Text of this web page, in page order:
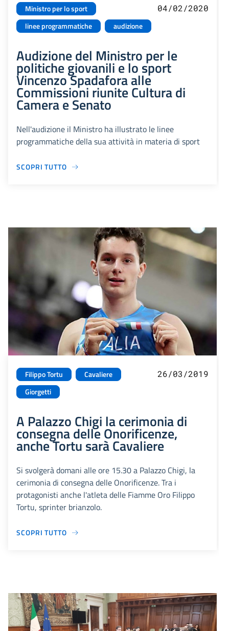
Ministro per lo sport
linee programmatiche
audizione
04/02/2020
Audizione del Ministro per le
politiche giovanili e lo sport
Vincenzo Spadafora alle
Commissioni riunite Cultura di
Camera e Senato
Nell'audizione il Ministro ha illustrato le linee
programmatiche della sua attività in materia di sport
SCOPRI TUTTO
Filippo Tortu
Cavaliere
Giorgetti
26/03/2019
A Palazzo Chigi la cerimonia di
consegna delle Onorificenze,
anche Tortu sarà Cavaliere
Si svolgerà domani alle ore 15.30 a Palazzo Chigi, la
cerimonia di consegna delle Onorificenze. Tra i
protagonisti anche l'atleta delle Fiamme Oro Filippo
Tortu, sprinter brianzolo.
SCOPRI TUTTO